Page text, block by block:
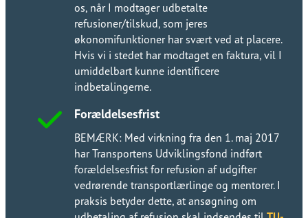
os, når I modtager udbetalte
refusioner/tilskud, som jeres
økonomifunktioner har svært ved at placere.
Hvis vi i stedet har modtaget en faktura, vil I
umiddelbart kunne identificere
indbetalingerne.​​​​‌ ‍ ​‍​‍‌‍ ‌ ​‍‌‍‍‌‌‍‌ ‌‍‍‌‌‍ ‍​‍​‍​ ‍‍​‍​‍‌ ​ ‌‍​‌‌‍ ‍‌‍‍‌‌ ‌​‌ ‍‌​‍ ‍‌‍‍‌‌‍ ​‍​‍​‍ ​​‍​‍‌‍‍​‌ ​‍‌‍‌‌‌‍‌‍​‍​‍​ ‍‍​‍​‍‌‍‍​‌ ‌​‌ ‌​‌ ​​‌ ​ ​ ‍‍​‍ ​‍ ‌ ‌​‌ ‌‌​‍ ‍‌ ​ ‌‍​‌‌‍ ‍‌‍‍‌‌ ‌​‌ ‍‌​‍ ‍‌ ​ ‌ ‌​‌ ‌‌‌‍‌​‌‍‍‌‌‍ ​‍ ‌‍‍‌‌‍ ‍‌ ‌​‌‍‌‌‌‍ ‍‌ ‌​​‍ ‌‍‌‌‌‍‌​‌‍‍‌‌ ‌​​‍ ‌‍ ‌‌‍ ‌‍‌​‌‍‌‌​ ‌‌ ​​‌ ​‍‌‍‌‌‌ ​ ‌‍‌‌‌‍ ‍‌ ‌​‌‍​‌‌ ‌​‌‍‍‌‌‍ ‌‍ ‍​ ‍ ‌‍‍‌‌‍‌​​ ‌‌ ​​‌‍​‌‌‍‌ ‌‍‌‌​‍ ‌‌ ‌​‌‍‍‌‌‍ ​‌ ​ ‌‍‍ ‌ ‌‌‌‍‌​​‍ ‌‌ ‌​‌‍‍‌‌‍ ​​‍ ‌‌ ‌‍‌‍‍‌‌ ​‍‌‍‍ ‌ ​ ‌‍ ‌‍ ‌‌‍‍​‌‍‌‌‌‍‌​‌‍‌‌‌ ​‍​ ‍ ‌ ‌​‌ ‍‌‌ ​​‌‍‌‌​ ‌‌ ​​‌‍​‌‌‍‌ ‌‍‌‌​ ‍ ‌ ​​‌‍​‌‌ ‌​‌‍‍​​ ‌‌ ​ ‌‍‌‌‌‍​ ‌ ‌​‌‍‍‌‌‍ ‌‍ ‍‌ ​ ​‍‌‌​ ‌‌‌​​‍‌‌ ‌‍‍ ‌‍‌‌‌ ‍‌​‍‌‌​ ​ ‌​‌​​‍‌‌​ ​ ‌​‌​​‍‌‌​ ​‍​ ​‍‌‍‌‌​ ​ ​ ​‍​ ​‌‌‍​ ‌‍​ ​ ​‌​ ‌‍​ ‌​‌‍​ ​ ​‌​ ​‌​‍‌‌​ ​‍​ ​‍​‍‌‌​ ‌‌‌​‌​​‍ ‍‌‍​ ‌‍ ‌‍ ‍‌ ‌​‌‍‌‌‌‍ ‍‌ ‌​​‍‌‌​ ‌‌‌​​‍‌‌ ‌‍‍ ‌‍‌‌‌ ‍‌​‍‌‌​ ​ ‌​‌​​‍‌‌​ ​ ‌​‌​​‍‌‌​ ​‍​ ​‍​ ‌ ​ ‍‌‌‍​‍​ ‌ ​ ‌​‌‍‌​​ ​ ​ ‌‌​ ‌‌‌‍​‍​ ​​​ ‌​​‍‌‌​ ​‍​ ​‍​‍‌‌​ ‌‌‌​‌​​‍ ‍‌‍​‍‌‍ ​‌‍ ‌‍​ ‌‍‍ ‌ ​ ​‍‌‌​ ‌‌‌​​‍‌‌ ‌‍‍ ‌‍‌‌‌ ‍‌​‍‌‌​ ​ ‌​‌​​‍‌‌​ ​ ‌​‌​​‍‌‌​ ​‍​ ​‍‌‍​‍​ ​ ​ ​ ‌‍‌‌‌‍​ ​ ​​​ ‌‍​ ‌‌‌‍​‌‌‍​ ​ ​‌​ ​ ​‍‌‌​ ​‍​ ​‍​‍‌‌​ ‌‌‌​‌​​‍ ‍‌‍‍‌‌ ‌​‌‍‌‌‌‍ ‌‌ ​ ​‍‌‌​ ‌‌‌​​‍‌‌ ‌‍‍ ‌‍‌‌‌ ‍‌​‍‌‌​ ​ ‌​‌​​‍‌‌​ ​ ‌​‌​​‍‌‌​ ​‍​ ​‍​ ‌ ‌‍​ ​ ‌‍‌‍​ ‌‍​‍​ ‍‌‌‍​‍​ ‌ ​ ​‌​ ​‍‌‍‌‍‌‍​ ​‍‌‌​ ​‍​ ​‍​‍‌‌​ ‌‌‌​‌​​‍ ‍‌‍​‍‌‍ ‌‍‌​‌ ‍‌​‍‌‌​ ‌‌‌​​‍‌‌ ‌‍‍ ‌‍‌‌‌ ‍‌​‍‌‌​ ​ ‌​‌​​‍‌‌​ ​ ‌​‌​​‍‌‌​ ​‍​ ​‍​ ‌​‌‍​ ‌‍‌​​ ‌‍​ ‌‍​ ‌‌​ ​ ‌‍‌​​ ‍‌‌‍​ ​ ​​​ ‍​​‍‌‌​ ​‍​ ​‍​‍‌‌​ ‌‌‌​‌​​‍ ‍‌‍​ ‌‍‍​‌‍‍‌‌‍ ​‌‍‌​‌ ​‍‌‍‌‌‌‍ ‍​‍‌‌​ ‌‌‌​​‍‌‌ ‌‍‍ ‌‍‌‌‌ ‍‌​‍‌‌​ ​ ‌​‌​​‍‌‌​ ​ ‌​‌​​‍‌‌​ ​‍​ ​‍​ ‌‍​ ​‍‌‍​‌​ ​​‌‍​‌‌‍‌‌​ ‌​​ ‌‍​ ​‌‌‍​‌‌‍‌‍​ ​‌​‍‌‌​ ​‍​ ​‍​‍‌‌​ ‌‌‌​‌​​‍ ‍‌ ‌​‌‍‌‌‌ ‍​‌ ‌​​ ‌‍​‍‌‍​‌‌ ​ ‌‍‌‌‌‌‌‌‌ ​‍‌‍ ​​ ‌‌‍‍​‌ ‌​‌ ‌​‌ ​​‌ ​ ​‍‌‌​ ​ ‌​​‌​‍‌‌​ ​‍‌​‌‍​‍‌‌​ ​‍‌​‌‍‌ ‌​‌ ‌‌​‍ ‍‌ ​ ‌‍​‌‌‍ ‍‌‍‍‌‌ ‌​‌ ‍‌​‍ ‍‌ ​ ‌ ‌​‌ ‌‌‌‍‌​‌‍‍‌‌‍ ​‍‌‍‌‍‍‌‌‍‌​​ ‌‌ ​​‌‍​‌‌‍‌ ‌‍‌‌​‍ ‌‌ ‌​‌‍‍‌‌‍ ​‌ ​ ‌‍‍ ‌ ‌‌‌‍‌​​‍ ‌‌ ‌​‌‍‍‌‌‍ ​​‍ ‌‌ ‌‍‌‍‍‌‌ ​‍‌‍‍ ‌ ​ ‌‍ ‌‍ ‌‌‍‍​‌‍‌‌‌‍‌​‌‍‌‌‌ ​‍​‍‌‍‌ ‌​‌ ‍‌‌ ​​‌‍‌‌​ ‌‌ ​​‌‍​‌‌‍‌ ‌‍‌‌​‍‌‍‌ ​​‌‍​‌‌ ‌​‌‍‍​​ ‌‌ ​ ‌‍‌‌‌‍​ ‌ ‌​‌‍‍‌‌‍ ‌‍ ‍‌ ​ ​‍‌‌​ ‌‌‌​​‍‌‌ ‌‍‍ ‌‍‌‌‌ ‍‌​‍‌‌​ ​ ‌​‌​​‍‌‌​ ​ ‌​‌​​‍‌‌​ ​‍​ ​‍‌‍‌‌​ ​ ​ ​‍​ ​‌‌‍​ ‌‍​ ​ ​‌​ ‌‍​ ‌​‌‍​ ​ ​‌​ ​‌​‍‌‌​ ​‍​ ​‍​‍‌‌​ ‌‌‌​‌​​‍ ‍‌‍​ ‌‍ ‌‍ ‍‌ ‌​‌‍‌‌‌‍ ‍‌ ‌​​‍‌‌​ ‌‌‌​​‍‌‌ ‌‍‍ ‌‍‌‌‌ ‍‌​‍‌‌​ ​ ‌​‌​​‍‌‌​ ​ ‌​‌​​‍‌‌​ ​‍​ ​‍​ ‌ ​ ‍‌‌‍​‍​ ‌ ​ ‌​‌‍‌​​ ​ ​ ‌‌​ ‌‌‌‍​‍​ ​​​ ‌​​‍‌‌​ ​‍​ ​‍​‍‌‌​ ‌‌‌​‌​​‍ ‍‌‍​‍‌‍ ​‌‍ ‌‍​ ‌‍‍ ‌ ​ ​‍‌‌​ ‌‌‌​​‍‌‌ ‌‍‍ ‌‍‌‌‌ ‍‌​‍‌‌​ ​ ‌​‌​​‍‌‌​ ​ ‌​‌​​‍‌‌​ ​‍​ ​‍‌‍​‍​ ​ ​ ​ ‌‍‌‌‌‍​ ​ ​​​ ‌‍​ ‌‌‌‍​‌‌‍​ ​ ​‌​ ​ ​‍‌‌​ ​‍​ ​‍​‍‌‌​ ‌‌‌​‌​​‍ ‍‌‍‍‌‌ ‌​‌‍‌‌‌‍ ‌‌ ​ ​‍‌‌​ ‌‌‌​​‍‌‌ ‌‍‍ ‌‍‌‌‌ ‍‌​‍‌‌​ ​ ‌​‌​​‍‌‌​ ​ ‌​‌​​‍‌‌​ ​‍​ ​‍​ ‌ ‌‍​ ​ ‌‍‌‍​ ‌‍​‍​ ‍‌‌‍​‍​ ‌ ​ ​‌​ ​‍‌‍‌‍‌‍​ ​‍‌‌​ ​‍​ ​‍​‍‌‌​ ‌‌‌​‌​​‍ ‍‌‍​‍‌‍ ‌‍‌​‌ ‍‌​‍‌‌​ ‌‌‌​​‍‌‌ ‌‍‍ ‌‍‌‌‌ ‍‌​‍‌‌​ ​ ‌​‌​​‍‌‌​ ​ ‌​‌​​‍‌‌​ ​‍​ ​‍​ ‌​‌‍​ ‌‍‌​​ ‌‍​ ‌‍​ ‌‌​ ​ ‌‍‌​​ ‍‌‌‍​ ​ ​​​ ‍​​‍‌‌​ ​‍​ ​‍​‍‌‌​ ‌‌‌​‌​​‍ ‍‌‍​ ‌‍‍​‌‍‍‌‌‍ ​‌‍‌​‌ ​‍‌‍‌‌‌‍ ‍​‍‌‌​ ‌‌‌​​‍‌‌ ‌‍‍ ‌‍‌‌‌ ‍‌​‍‌‌​ ​ ‌​‌​​‍‌‌​ ​ ‌​‌​​‍‌‌​ ​‍​ ​‍​ ‌‍​ ​‍‌‍​‌​ ​​‌‍​‌‌‍‌‌​ ‌​​ ‌‍​ ​‌‌‍​‌‌‍‌‍​ ​‌​‍‌‌​ ​‍​ ​‍​‍‌‌​ ‌‌‌​‌​​‍ ‍‌ ‌​‌‍‌‌‌ ‍​‌ ‌​​‍‌‍‌ ​​‌‍‌‌‌ ​‍‌ ​ ‌ ​​‌‍‌‌‌‍​ ‌ ‌​‌‍‍‌‌ ‌‍‌‍‌‌​ ‌‌ ​​‌ ‌‌‌‍​‍‌‍ ​‌‍‍‌‌ ​ ‌‍‍​‌‍‌‌‌‍‌​​‍​‍‌ ‌
Forældelsesfrist​​​​‌ ‍ ​‍​‍‌‍ ‌ ​‍‌‍‍‌‌‍‌ ‌‍‍‌‌‍ ‍​‍​‍​ ‍‍​‍​‍‌ ​ ‌‍​‌‌‍ ‍‌‍‍‌‌ ‌​‌ ‍‌​‍ ‍‌‍‍‌‌‍ ​‍​‍​‍ ​​‍​‍‌‍‍​‌ ​‍‌‍‌‌‌‍‌‍​‍​‍​ ‍‍​‍​‍‌‍‍​‌ ‌​‌ ‌​‌ ​​‌ ​ ​ ‍‍​‍ ​‍ ‌ ‌​‌ ‌‌​‍ ‍‌ ​ ‌‍​‌‌‍ ‍‌‍‍‌‌ ‌​‌ ‍‌​‍ ‍‌ ​ ‌ ‌​‌ ‌‌‌‍‌​‌‍‍‌‌‍ ​‍ ‌‍‍‌‌‍ ‍‌ ‌​‌‍‌‌‌‍ ‍‌ ‌​​‍ ‌‍‌‌‌‍‌​‌‍‍‌‌ ‌​​‍ ‌‍ ‌‌‍ ‌‍‌​‌‍‌‌​ ‌‌ ​​‌ ​‍‌‍‌‌‌ ​ ‌‍‌‌‌‍ ‍‌ ‌​‌‍​‌‌ ‌​‌‍‍‌‌‍ ‌‍ ‍​ ‍ ‌‍‍‌‌‍‌​​ ‌‌ ​​‌‍​‌‌‍‌ ‌‍‌‌​‍ ‌‌ ‌​‌‍‍‌‌‍ ​‌ ​ ‌‍‍ ‌ ‌‌‌‍‌​​‍ ‌‌ ‌​‌‍‍‌‌‍ ​​‍ ‌‌ ‌‍‌‍‍‌‌ ​‍‌‍‍ ‌ ​ ‌‍ ‌‍ ‌‌‍‍​‌‍‌‌‌‍‌​‌‍‌‌‌ ​‍​ ‍ ‌ ‌​‌ ‍‌‌ ​​‌‍‌‌​ ‌‌ ​​‌‍​‌‌‍‌ ‌‍‌‌​ ‍ ‌ ​​‌‍​‌‌ ‌​‌‍‍​​ ‌‌ ​ ‌‍‌‌‌‍​ ‌ ‌​‌‍‍‌‌‍ ‌‍ ‍‌ ​ ​‍‌‌​ ‌‌‌​​‍‌‌ ‌‍‍ ‌‍‌‌‌ ‍‌​‍‌‌​ ​ ‌​‌​​‍‌‌​ ​ ‌​‌​​‍‌‌​ ​‍​ ​‍‌‍‌‌​ ​ ​ ​‍​ ​‌‌‍​ ‌‍​ ​ ​‌​ ‌‍​ ‌​‌‍​ ​ ​‌​ ​‌​‍‌‌​ ​‍​ ​‍​‍‌‌​ ‌‌‌​‌​​‍ ‍‌‍​ ‌‍ ‌‍ ‍‌ ‌​‌‍‌‌‌‍ ‍‌ ‌​​‍‌‌​ ‌‌‌​​‍‌‌ ‌‍‍ ‌‍‌‌‌ ‍‌​‍‌‌​ ​ ‌​‌​​‍‌‌​ ​ ‌​‌​​‍‌‌​ ​‍​ ​‍​ ‌ ​ ‍‌‌‍​‍​ ‌ ​ ‌​‌‍‌​​ ​ ​ ‌‌​ ‌‌‌‍​‍​ ​​​ ‌​​‍‌‌​ ​‍​ ​‍​‍‌‌​ ‌‌‌​‌​​‍ ‍‌‍​‍‌‍ ​‌‍ ‌‍​ ‌‍‍ ‌ ​ ​‍‌‌​ ‌‌‌​​‍‌‌ ‌‍‍ ‌‍‌‌‌ ‍‌​‍‌‌​ ​ ‌​‌​​‍‌‌​ ​ ‌​‌​​‍‌‌​ ​‍​ ​‍‌‍​‍​ ​ ​ ​ ‌‍‌‌‌‍​ ​ ​​​ ‌‍​ ‌‌‌‍​‌‌‍​ ​ ​‌​ ​ ​‍‌‌​ ​‍​ ​‍​‍‌‌​ ‌‌‌​‌​​‍ ‍‌‍‍‌‌ ‌​‌‍‌‌‌‍ ‌‌ ​ ​‍‌‌​ ‌‌‌​​‍‌‌ ‌‍‍ ‌‍‌‌‌ ‍‌​‍‌‌​ ​ ‌​‌​​‍‌‌​ ​ ‌​‌​​‍‌‌​ ​‍​ ​‍​ ​‍‌‍​‌​ ​ ​ ‌​‌‍​ ​ ​​‌‍‌‌‌‍​‌‌‍​‌‌‍​‌‌‍‌‍​ ​​​‍‌‌​ ​‍​ ​‍​‍‌‌​ ‌‌‌​‌​​‍ ‍‌ ‌​‌‍‍‌‌ ‌​‌‍ ​‌‍‌‌​ ‌‍​‍‌‍​‌‌ ​ ‌‍‌‌‌‌‌‌‌ ​‍‌‍ ​​ ‌‌‍‍​‌ ‌​‌ ‌​‌ ​​‌ ​ ​‍‌‌​ ​ ‌​​‌​‍‌‌​ ​‍‌​‌‍​‍‌‌​ ​‍‌​‌‍‌ ‌​‌ ‌‌​‍ ‍‌ ​ ‌‍​‌‌‍ ‍‌‍‍‌‌ ‌​‌ ‍‌​‍ ‍‌ ​ ‌ ‌​‌ ‌‌‌‍‌​‌‍‍‌‌‍ ​‍‌‍‌‍‍‌‌‍‌​​ ‌‌ ​​‌‍​‌‌‍‌ ‌‍‌‌​‍ ‌‌ ‌​‌‍‍‌‌‍ ​‌ ​ ‌‍‍ ‌ ‌‌‌‍‌​​‍ ‌‌ ‌​‌‍‍‌‌‍ ​​‍ ‌‌ ‌‍‌‍‍‌‌ ​‍‌‍‍ ‌ ​ ‌‍ ‌‍ ‌‌‍‍​‌‍‌‌‌‍‌​‌‍‌‌‌ ​‍​‍‌‍‌ ‌​‌ ‍‌‌ ​​‌‍‌‌​ ‌‌ ​​‌‍​‌‌‍‌ ‌‍‌‌​‍‌‍‌ ​​‌‍​‌‌ ‌​‌‍‍​​ ‌‌ ​ ‌‍‌‌‌‍​ ‌ ‌​‌‍‍‌‌‍ ‌‍ ‍‌ ​ ​‍‌‌​ ‌‌‌​​‍‌‌ ‌‍‍ ‌‍‌‌‌ ‍‌​‍‌‌​ ​ ‌​‌​​‍‌‌​ ​ ‌​‌​​‍‌‌​ ​‍​ ​‍‌‍‌‌​ ​ ​ ​‍​ ​‌‌‍​ ‌‍​ ​ ​‌​ ‌‍​ ‌​‌‍​ ​ ​‌​ ​‌​‍‌‌​ ​‍​ ​‍​‍‌‌​ ‌‌‌​‌​​‍ ‍‌‍​ ‌‍ ‌‍ ‍‌ ‌​‌‍‌‌‌‍ ‍‌ ‌​​‍‌‌​ ‌‌‌​​‍‌‌ ‌‍‍ ‌‍‌‌‌ ‍‌​‍‌‌​ ​ ‌​‌​​‍‌‌​ ​ ‌​‌​​‍‌‌​ ​‍​ ​‍​ ‌ ​ ‍‌‌‍​‍​ ‌ ​ ‌​‌‍‌​​ ​ ​ ‌‌​ ‌‌‌‍​‍​ ​​​ ‌​​‍‌‌​ ​‍​ ​‍​‍‌‌​ ‌‌‌​‌​​‍ ‍‌‍​‍‌‍ ​‌‍ ‌‍​ ‌‍‍ ‌ ​ ​‍‌‌​ ‌‌‌​​‍‌‌ ‌‍‍ ‌‍‌‌‌ ‍‌​‍‌‌​ ​ ‌​‌​​‍‌‌​ ​ ‌​‌​​‍‌‌​ ​‍​ ​‍‌‍​‍​ ​ ​ ​ ‌‍‌‌‌‍​ ​ ​​​ ‌‍​ ‌‌‌‍​‌‌‍​ ​ ​‌​ ​ ​‍‌‌​ ​‍​ ​‍​‍‌‌​ ‌‌‌​‌​​‍ ‍‌‍‍‌‌ ‌​‌‍‌‌‌‍ ‌‌ ​ ​‍‌‌​ ‌‌‌​​‍‌‌ ‌‍‍ ‌‍‌‌‌ ‍‌​‍‌‌​ ​ ‌​‌​​‍‌‌​ ​ ‌​‌​​‍‌‌​ ​‍​ ​‍​ ​‍‌‍​‌​ ​ ​ ‌​‌‍​ ​ ​​‌‍‌‌‌‍​‌‌‍​‌‌‍​‌‌‍‌‍​ ​​​‍‌‌​ ​‍​ ​‍​‍‌‌​ ‌‌‌​‌​​‍ ‍‌ ‌​‌‍‍‌‌ ‌​‌‍ ​‌‍‌‌​‍‌‍‌ ​​‌‍‌‌‌ ​‍‌ ​ ‌ ​​‌‍‌‌‌‍​ ‌ ‌​‌‍‍‌‌ ‌‍‌‍‌‌​ ‌‌ ​​‌ ‌‌‌‍​‍‌‍ ​‌‍‍‌‌ ​ ‌‍‍​‌‍‌‌‌‍‌​​‍​‍‌ ‌
BEMÆRK: Med virkning fra den 1. maj 2017
har Transportens Udviklingsfond indført
forældelsesfrist for refusion af udgifter
vedrørende transportlærlinge og mentorer. I
praksis betyder dette, at ansøgning om